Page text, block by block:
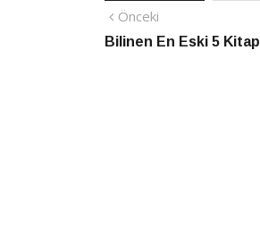
Yazı
gezinmesi
Önceki
haber
Bilinen En Eski 5 Kitap